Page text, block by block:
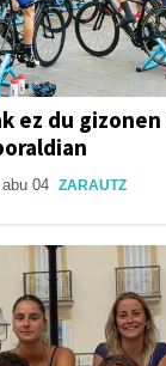
ez du
abu 04 ZARAUTZ